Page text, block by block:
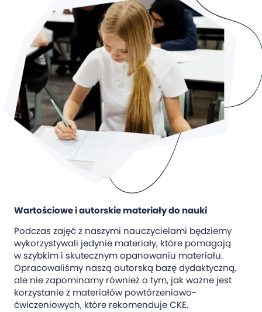
Wartościowe i autorskie materiały do nauki
Podczas zajęć z naszymi nauczycielami będziemy
wykorzystywali jedynie materiały, które pomagają
w szybkim i skutecznym opanowaniu materiału.
Opracowaliśmy naszą autorską bazę dydaktyczną,
ale nie zapominamy również o tym, jak ważne jest
korzystanie z materiałów powtórzeniowo-
ćwiczeniowych, które rekomenduje CKE.